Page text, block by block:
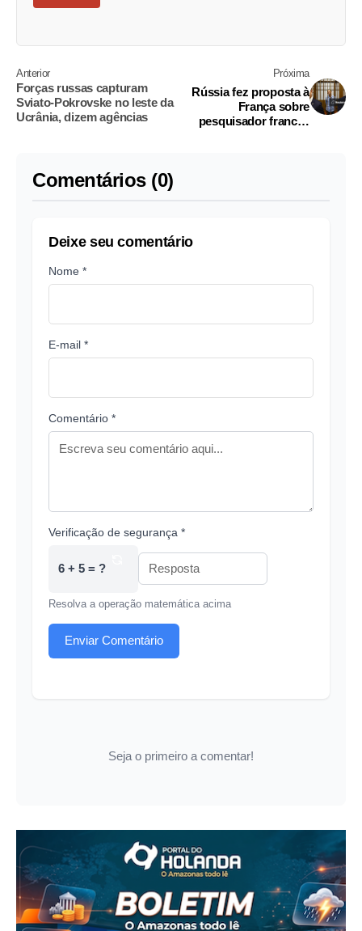
Anterior
Forças russas capturam
Sviato-Pokrovske no leste da
Ucrânia, dizem agências
Próxima
Rússia fez proposta à
França sobre
pesquisador francês
Comentários (0)
Deixe seu comentário
Nome *
E-mail *
Comentário *
Verificação de segurança *
6 + 5 = ?
Resolva a operação matemática acima
Enviar Comentário
Seja o primeiro a comentar!